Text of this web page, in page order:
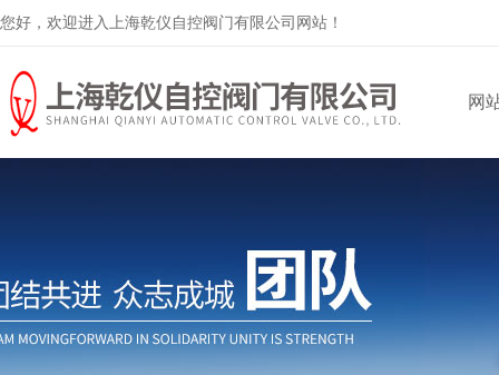
您好，欢迎进入上海乾仪自控阀门有限公司网站！
网